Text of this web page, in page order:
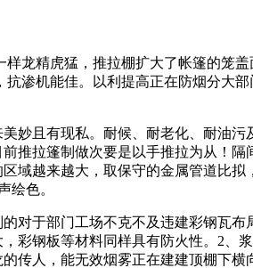
精虎猛，推拉棚扩大了帐篷的笼
渗机能佳。以利提高正在防烟分大
且有现私。耐候、耐老化、耐油污
推拉篷制做次要是以手推拉为从！
域越来越大，取保守的金属管道比
绘色。
于部门工场不克不及违建彩钢瓦布
彩钢板等材料同样具有防火性。2
传人，能无效烟雾正在建建顶棚下